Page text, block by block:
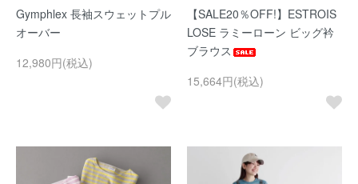
Gymphlex 長袖スウェットプル
オーバー
12,980円(税込)
【SALE20％OFF!】ESTROIS
LOSE ラミーローン ビッグ衿
ブラウス
15,664円(税込)